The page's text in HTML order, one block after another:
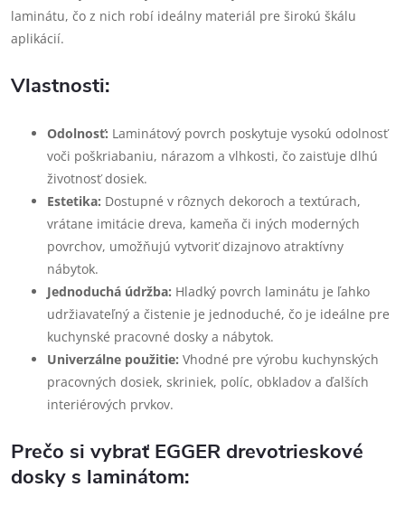
laminátu, čo z nich robí ideálny materiál pre širokú škálu
aplikácií.
Vlastnosti:
Odolnosť: Laminátový povrch poskytuje vysokú odolnosť
voči poškriabaniu, nárazom a vlhkosti, čo zaisťuje dlhú
životnosť dosiek.
Estetika: Dostupné v rôznych dekoroch a textúrach,
vrátane imitácie dreva, kameňa či iných moderných
povrchov, umožňujú vytvoriť dizajnovo atraktívny
nábytok.
Jednoduchá údržba: Hladký povrch laminátu je ľahko
udržiavateľný a čistenie je jednoduché, čo je ideálne pre
kuchynské pracovné dosky a nábytok.
Univerzálne použitie: Vhodné pre výrobu kuchynských
pracovných dosiek, skriniek, políc, obkladov a ďalších
interiérových prvkov.
Prečo si vybrať EGGER drevotrieskové
dosky s laminátom: